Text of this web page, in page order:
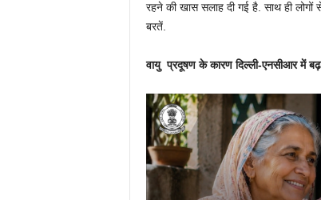
रहने की खास सलाह दी गई है. साथ ही
बरतें.
वायु प्रदूषण के कारण दिल्ली-एनसीआर में बढ़